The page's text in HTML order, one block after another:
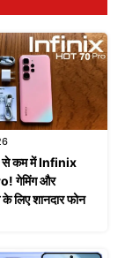
कम में Infinix
गेमिंग और
के लिए शानदार फोन